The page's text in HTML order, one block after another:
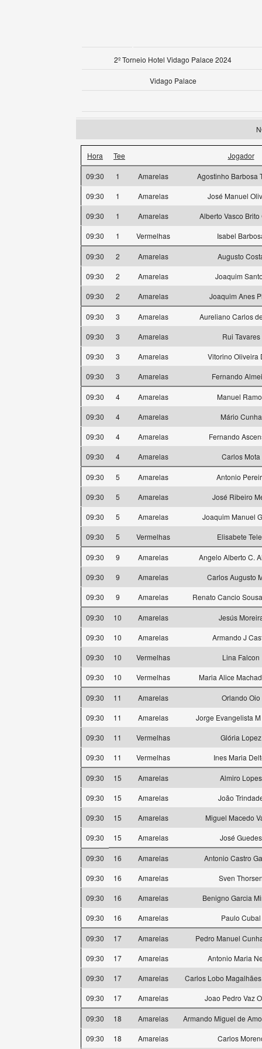
2º Torneio Hotel Vidago Palace 2024
Vidago Palace
Hora Tee Jogador
09:30 1 Amarelas
Agostinho Barbosa
09:30
1 Amarelas
José Manuel
09:30
1 Amarelas
Alberto Vasco Brito
09:30
1 Vermelhas Isabel
09:30 2 Amarelas
Augusto
09:30
2 Amarelas
Joaquim
09:30
2 Amarelas Joaquim Anes
09:30 3 Amarelas
Aureliano Carlos
09:30
3 Amarelas
Rui Tavares
09:30
3 Amarelas
Vitorino Oliveira
09:30
3 Amarelas Fernando
09:30 4 Amarelas
Manuel
09:30
4 Amarelas
Mário Cunha
09:30
4 Amarelas
Fernando
09:30
4 Amarelas Carlos Mota
09:30 5 Amarelas
Antonio
09:30
5 Amarelas
José Ribeiro
09:30
5 Amarelas
Joaquim Manuel
09:30
5 Vermelhas Elisabete
09:30 9 Amarelas
Angelo Alberto C.
09:30
9 Amarelas
Carlos Augusto
09:30
9 Amarelas Renato Cancio
09:30 10 Amarelas
Jesús
09:30
10 Amarelas
Armando J
09:30
10 Vermelhas
Lina Falcon
09:30
10 Vermelhas Maria Alice
09:30 11 Amarelas
Orlando Oio
09:30
11 Amarelas
Jorge Evangelista
09:30
11 Vermelhas
Glória Lopez
09:30
11 Vermelhas Ines Maria
09:30 15 Amarelas
Almiro Lopes
09:30
15 Amarelas
João
09:30
15 Amarelas
Miguel Macedo
09:30
15 Amarelas José Guedes
09:30 16 Amarelas
Antonio Castro
09:30
16 Amarelas
Sven
09:30
16 Amarelas
Benigno Garcia
09:30
16 Amarelas Paulo Cubal
09:30 17 Amarelas
Pedro Manuel
09:30
17 Amarelas
Antonio Maria
09:30
17 Amarelas
Carlos Lobo
09:30
17 Amarelas Joao Pedro Vaz
09:30 18 Amarelas
Armando Miguel de
09:30
18 Amarelas Carlos